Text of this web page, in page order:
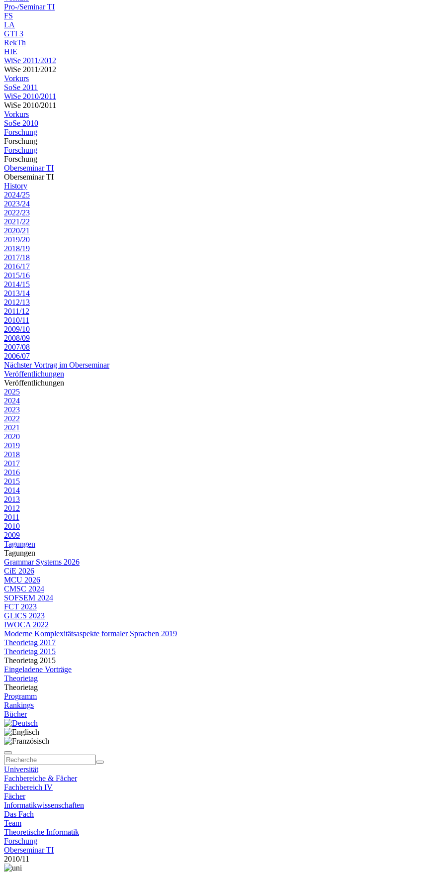
Pro-/Seminar TI
FS
LA
GTI 3
RekTh
HIE
WiSe 2011/2012
WiSe 2011/2012
Vorkurs
SoSe 2011
WiSe 2010/2011
WiSe 2010/2011
Vorkurs
SoSe 2010
Forschung
Forschung
Forschung
Forschung
Oberseminar TI
Oberseminar TI
History
2024/25
2023/24
2022/23
2021/22
2020/21
2019/20
2018/19
2017/18
2016/17
2015/16
2014/15
2013/14
2012/13
2011/12
2010/11
2009/10
2008/09
2007/08
2006/07
Nächster Vortrag im Oberseminar
Veröffentlichungen
Veröffentlichungen
2025
2024
2023
2022
2021
2020
2019
2018
2017
2016
2015
2014
2013
2012
2011
2010
2009
Tagungen
Tagungen
Grammar Systems 2026
CiE 2026
MCU 2026
CMSC 2024
SOFSEM 2024
FCT 2023
GLiCS 2023
IWOCA 2022
Moderne Komplexitätsaspekte formaler Sprachen 2019
Theorietag 2017
Theorietag 2015
Theorietag 2015
Eingeladene Vorträge
Theorietag
Theorietag
Programm
Rankings
Bücher
Universität
Fachbereiche & Fächer
Fachbereich IV
Fächer
Informatikwissenschaften
Das Fach
Team
Theoretische Informatik
Forschung
Oberseminar TI
2010/11